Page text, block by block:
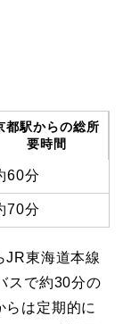
都駅からの総所
要時間
60分
70分
JR東海道本線
スで約30分の
らは定期的に